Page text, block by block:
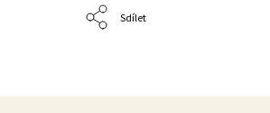
Sdílet